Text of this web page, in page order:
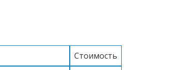
Стоимость